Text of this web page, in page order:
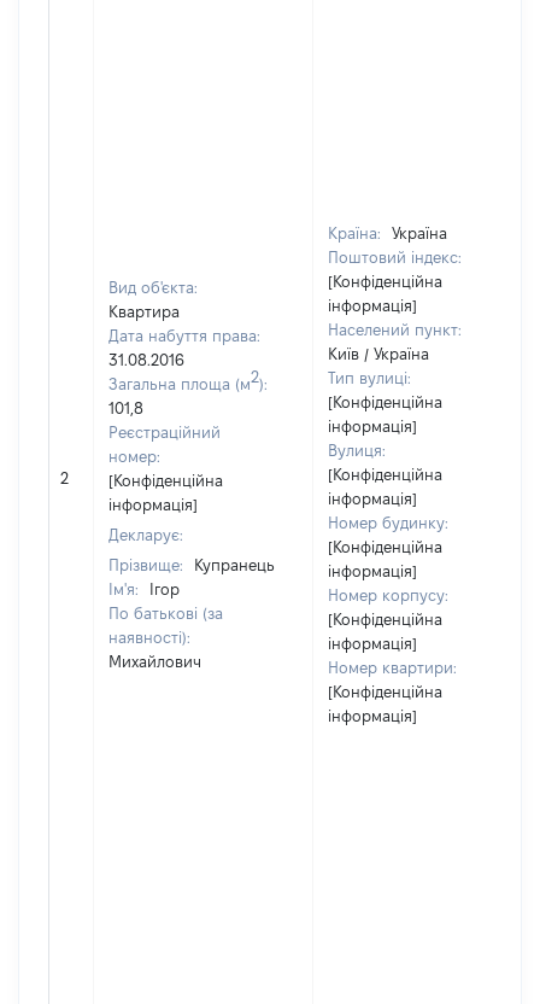
2
Вид об'єкта:
Квартира
Дата набуття права:
31.08.2016
Загальна площа (м2):
101,8
Реєстраційний
номер:
[Конфіденційна
інформація]
Декларує:
Прізвище:
Купранець
Ім'я:
Ігор
По батькові (за
наявності):
Михайлович
Країна:
Україна
Поштовий індекс:
[Конфіденційна
інформація]
Населений пункт:
Київ / Україна
Тип вулиці:
[Конфіденційна
інформація]
Вулиця:
[Конфіденційна
інформація]
Номер будинку:
[Конфіденційна
інформація]
Номер корпусу:
[Конфіденційна
інформація]
Номер квартири:
[Конфіденційна
інформація]